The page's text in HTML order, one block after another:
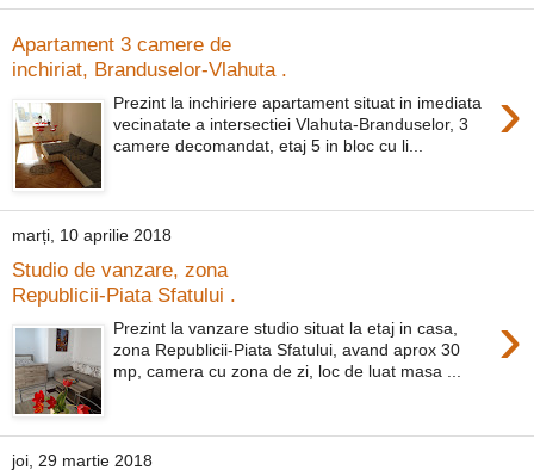
Apartament 3 camere de
inchiriat, Branduselor-Vlahuta .
›
Prezint la inchiriere apartament situat in imediata
vecinatate a intersectiei Vlahuta-Branduselor, 3
camere decomandat, etaj 5 in bloc cu li...
marți, 10 aprilie 2018
Studio de vanzare, zona
Republicii-Piata Sfatului .
›
Prezint la vanzare studio situat la etaj in casa,
zona Republicii-Piata Sfatului, avand aprox 30
mp, camera cu zona de zi, loc de luat masa ...
joi, 29 martie 2018